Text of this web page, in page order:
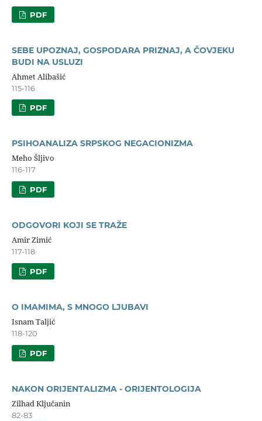
PDF
SEBE UPOZNAJ, GOSPODARA PRIZNAJ, A ČOVJEKU
BUDI NA USLUZI
Ahmet Alibašić
115-116
PDF
PSIHOANALIZA SRPSKOG NEGACIONIZMA
Meho Šljivo
116-117
PDF
ODGOVORI KOJI SE TRAŽE
Amir Zimić
117-118
PDF
O IMAMIMA, S MNOGO LJUBAVI
Isnam Taljić
118-120
PDF
NAKON ORIJENTALIZMA - ORIJENTOLOGIJA
Zilhad Ključanin
82-83